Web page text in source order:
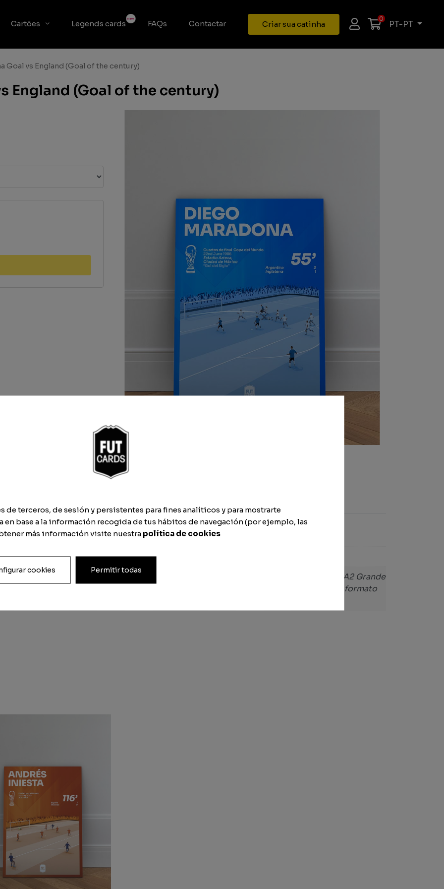
Cartões Legends cards FAQs Contactar Criar sua catinha
0
PT-PT
Goal vs England (Goal of the century)
England (Goal of the century)
x 105,5cm) + formato digital, A1 Extra Grande (84 cm x 59 cm) + formato digital, A2 Grande
digital, A3 Média (42 cm x 30 cm) + formato digital, A4 Pequena (30 cm x 21 cm) + formato
de terceros, de sesión y persistentes para fines analíticos y para mostrarte
base a la información recogida de tus hábitos de navegación (por ejemplo, las
más información visite nuestra política de cookies
cookies Permitir todas